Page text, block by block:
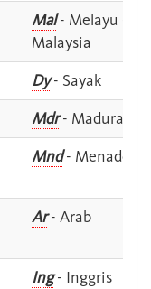
Mal- Melayu -
Malaysia
Dy- Sayak
Mdr- Madura
Mnd- Menado
Ar- Arab
Ing- Inggris